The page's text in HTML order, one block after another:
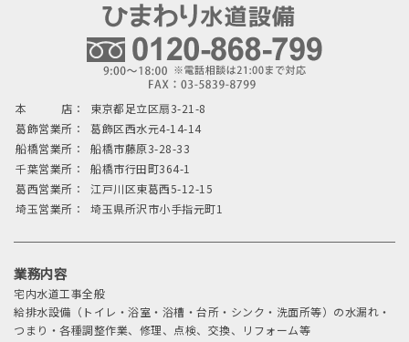
本 店：
東京都足立区扇3-21-8
葛飾営業所：
葛飾区西水元4-14-14
船橋営業所：
船橋市藤原3-28-33
千葉営業所：
船橋市行田町364-1
葛西営業所：
江戸川区東葛西5-12-15
埼玉営業所：
埼玉県所沢市小手指元町1
業務内容
宅内水道工事全般
給排水設備（トイレ・浴室・浴槽・台所・シンク・洗面所等）の水漏れ・
つまり・各種調整作業、修理、点検、交換、リフォーム等